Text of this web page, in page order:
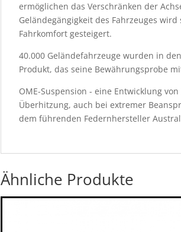
ermöglichen das Verschränken der
Geländegängigkeit des Fahrzeuges
Fahrkomfort gesteigert.
40.000 Geländefahrzeuge wurden in
Produkt, das seine Bewährungsprobe
OME-Suspension - eine Entwicklung
Überhitzung, auch bei extremer
dem führenden Federnhersteller
Ähnliche Produkte